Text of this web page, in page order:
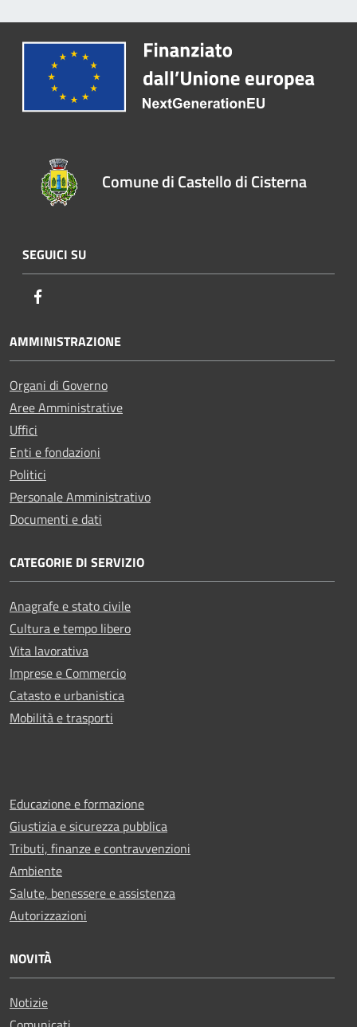
Comune di Castello di Cisterna
SEGUICI SU
AMMINISTRAZIONE
Organi di Governo
Aree Amministrative
Uffici
Enti e fondazioni
Politici
Personale Amministrativo
Documenti e dati
CATEGORIE DI SERVIZIO
Anagrafe e stato civile
Cultura e tempo libero
Vita lavorativa
Imprese e Commercio
Catasto e urbanistica
Mobilità e trasporti
Educazione e formazione
Giustizia e sicurezza pubblica
Tributi, finanze e contravvenzioni
Ambiente
Salute, benessere e assistenza
Autorizzazioni
NOVITÀ
Notizie